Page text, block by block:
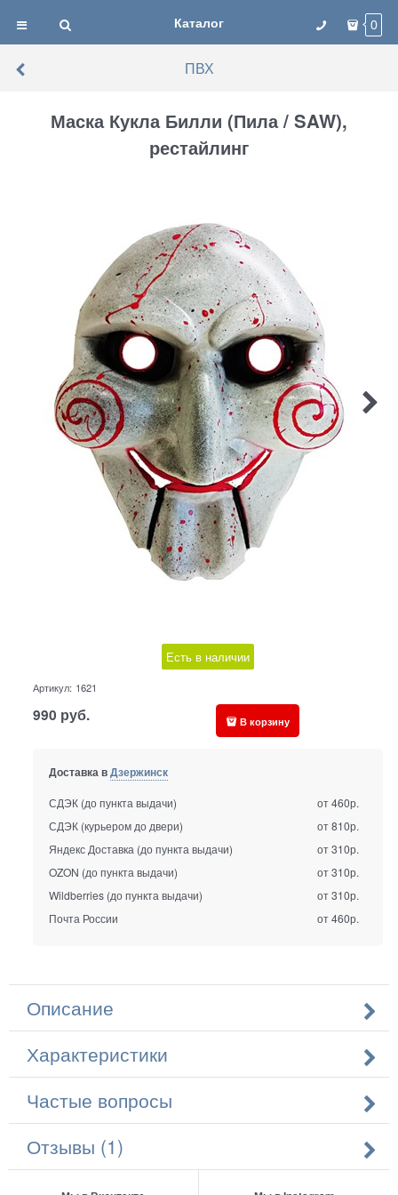
Каталог 0
ПВХ
Маска Кукла Билли (Пила / SAW),
рестайлинг
Есть в наличии
Артикул: 1621
990 руб. В корзину
Доставка вДзержинск
СДЭК (до пункта выдачи)
от 460р.
СДЭК (курьером до двери)
от 810р.
Яндекс Доставка (до пункта выдачи)
от 310р.
OZON (до пункта выдачи)
от 310р.
Wildberries (до пункта выдачи)
от 310р.
Почта России
от 460р.
Описание
Характеристики
Частые вопросы
Отзывы (1)